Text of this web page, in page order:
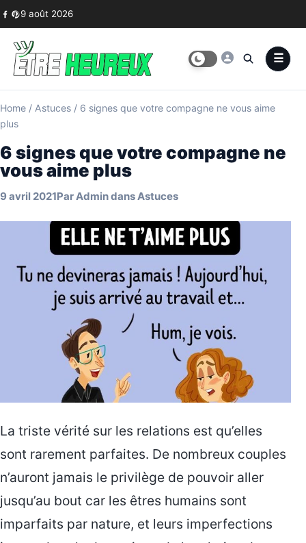
Skip to content
9 août 2026
Home / Astuces / 6 signes que votre compagne ne vous aime
plus
6 signes que votre compagne ne
vous aime plus
9 avril 2021ParAdmindansAstuces
La triste vérité sur les relations est qu’elles
sont rarement parfaites. De nombreux couples
n’auront jamais le privilège de pouvoir aller
jusqu’au bout car les êtres humains sont
imparfaits par nature, et leurs imperfections